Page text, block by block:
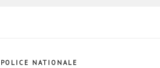
CATÉGORIES
POLICE NATIONALE